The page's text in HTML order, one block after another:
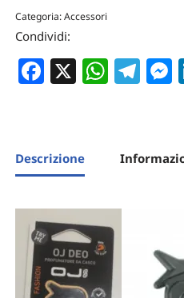
Categoria:Accessori
Condividi:
Facebook
X
Descrizione